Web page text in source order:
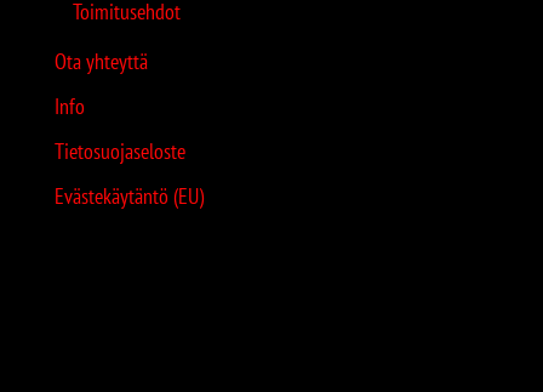
Toimitusehdot
Ota yhteyttä
Info
Tietosuojaseloste
Evästekäytäntö (EU)